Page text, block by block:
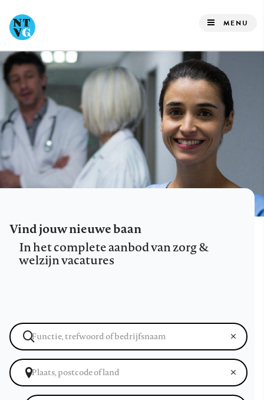
naar
de
inhoud
gaan
MENU
Vind jouw nieuwe baan
In het complete aanbod van zorg &
welzijn vacatures